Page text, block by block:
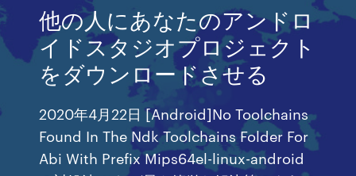
他の人にあなたのアンドロ
イドスタジオプロジェクト
をダウンロードさせる
2020年4月22日 [Android]No Toolchains
Found In The Ndk Toolchains Folder For
Abi With Prefix Mips64el-linux-android